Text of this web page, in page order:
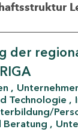
der
Technologie
Beratung